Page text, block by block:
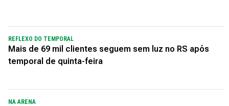
REFLEXO DO TEMPORAL
Mais de 69 mil clientes seguem sem luz no RS após
temporal de quinta-feira
NA ARENA